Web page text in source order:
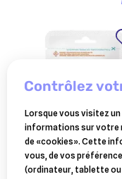
TVM
tvm locox tt mini 30
contrôlez
Lorsque vous visitez
informations sur votre
de «cookies». Cette
vous, de vos
(ordinateur, tablette